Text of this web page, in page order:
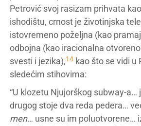
Petrović svoj rasizam prihvata
ishodištu, crnost je životinjska
istovremeno poželjna (kao
odbojna (kao iracionalna
svesti i jezika),14 kao što se vidi u
sledećim stihovima:
“U klozetu Njujorškog subway-a…
drugog stoje dva reda pedera…
men… usne su im poluotvorene…